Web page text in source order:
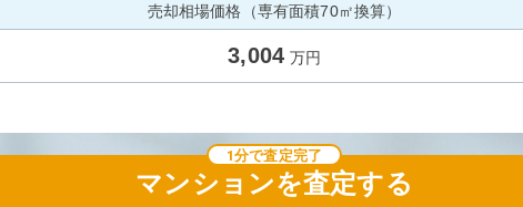
売却相場価格（専有面積70㎡換算）
3,004 万円
マンションを査定する
1分で査定完了